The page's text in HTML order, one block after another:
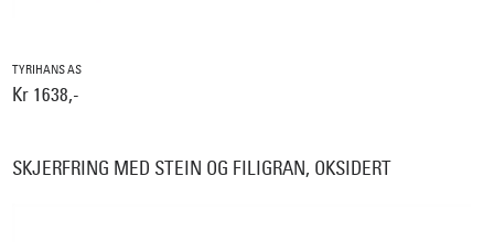
TYRIHANS AS
Kr 1638,-
SKJERFRING MED STEIN OG FILIGRAN, OKSIDERT